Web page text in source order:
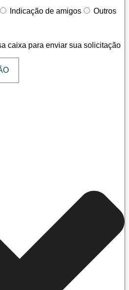
Indicação de amigos Outros
caixa para enviar sua solicitação